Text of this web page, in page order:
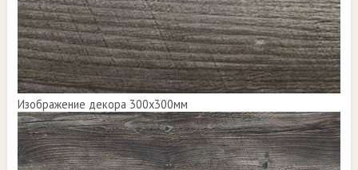
Изображение декора 300х300мм